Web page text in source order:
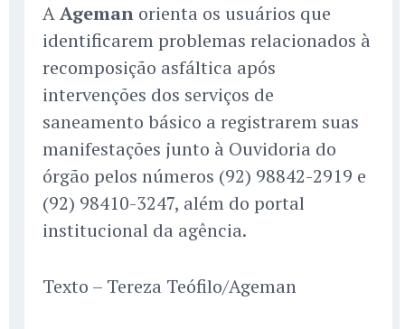
AAgeman orienta os usuários que
identificarem problemas relacionados à
recomposição asfáltica após
intervenções dos serviços de
saneamento básico a registrarem suas
manifestações junto à Ouvidoria do
órgão pelos números (92) 98842-2919 e
(92) 98410-3247, além do portal
institucional da agência.
Texto – Tereza Teófilo/Ageman